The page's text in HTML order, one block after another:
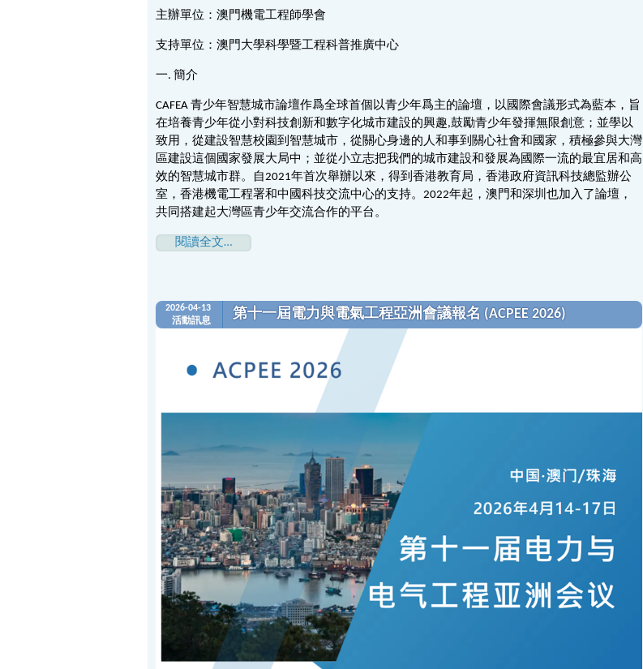
主辦單位：澳門機電工程師學會
支持單位：澳門大學科學暨工程科普推廣中心
一. 簡介
CAFEA 青少年智慧城市論壇作爲全球首個以青少年爲主的論壇，以國際會議形式為藍本，旨
在培養青少年從小對科技創新和數字化城市建設的興趣,鼓勵青少年發揮無限創意；並學以
致用，從建設智慧校園到智慧城市，從關心身邊的人和事到關心社會和國家，積極參與大灣
區建設這個國家發展大局中；並從小立志把我們的城市建設和發展為國際一流的最宜居和高
效的智慧城市群。自2021年首次舉辦以來，得到香港教育局，香港政府資訊科技總監辦公
室，香港機電工程署和中國科技交流中心的支持。2022年起，澳門和深圳也加入了論壇，
共同搭建起大灣區青少年交流合作的平台。
閱讀全文…
2026-04-13
活動訊息
第十一屆電力與電氣工程亞洲會議報名 (ACPEE 2026)